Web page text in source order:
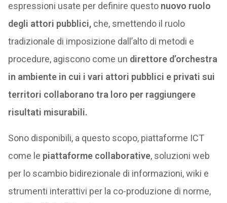
espressioni usate per definire questonuovo ruolo
degli attori pubblici,che, smettendo il ruolo
tradizionale di imposizione dall’alto di metodi e
procedure, agiscono come un direttore d’orchestra
in ambiente in cui i vari attori pubblici e privati sui
territori collaborano tra loro per raggiungere
risultati misurabili.
Sono disponibili, a questo scopo, piattaforme ICT
come le piattaforme collaborative, soluzioni web
per lo scambio bidirezionale di informazioni, wiki e
strumenti interattivi per la co-produzione di norme,